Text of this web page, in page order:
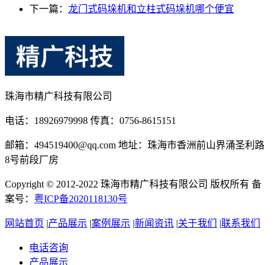
下一篇： 龙门式码垛机和立柱式码垛机哪个便宜
珠海市精广科技有限公司
电话：18926979998 传真：0756-8615151
邮箱：494519400@qq.com 地址：珠海市香洲前山界涌圣利路
8号前段厂房
Copyright © 2012-2022 珠海市精广科技有限公司 版权所有 备
案号： 粤ICP备2020118130号
网站首页 |产品展示 |案例展示 |新闻资讯 |关于我们 |联系我们
电话咨询
产品展示